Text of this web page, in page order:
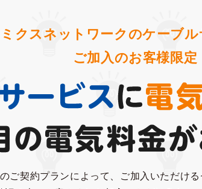
ミクスネットワークのケーブ
ご加入のお客様限定
ご契約プランによって、ご加入いただける